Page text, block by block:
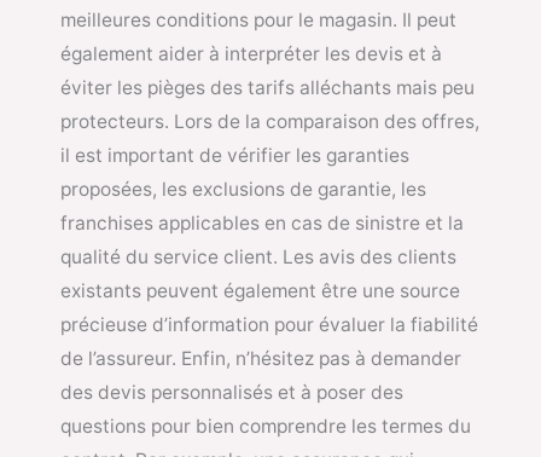
meilleures conditions pour le magasin. Il peut
également aider à interpréter les devis et à
éviter les pièges des tarifs alléchants mais peu
protecteurs. Lors de la comparaison des offres,
il est important de vérifier les garanties
proposées, les exclusions de garantie, les
franchises applicables en cas de sinistre et la
qualité du service client. Les avis des clients
existants peuvent également être une source
précieuse d’information pour évaluer la fiabilité
de l’assureur. Enfin, n’hésitez pas à demander
des devis personnalisés et à poser des
questions pour bien comprendre les termes du